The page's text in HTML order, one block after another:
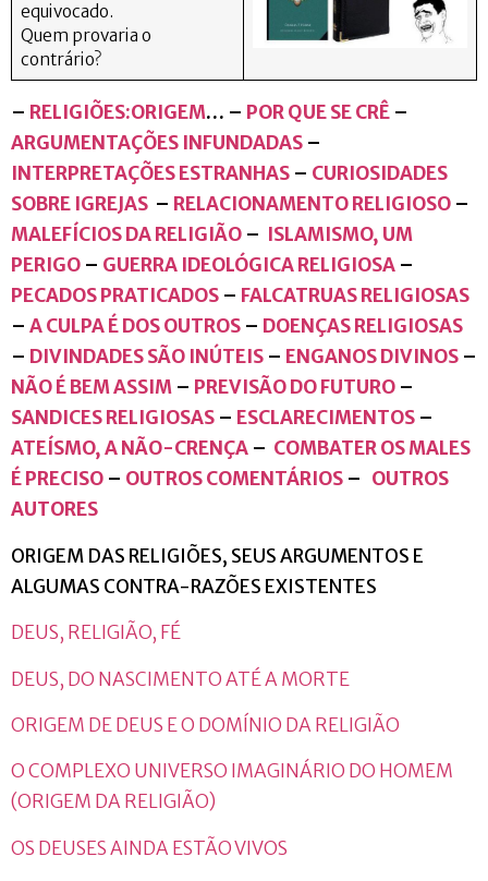
equivocado.
Quem provaria o
contrário?
– RELIGIÕES:ORIGEM… – POR QUE SE CRÊ –
ARGUMENTAÇÕES INFUNDADAS –
INTERPRETAÇÕES ESTRANHAS – CURIOSIDADES
SOBRE IGREJAS – RELACIONAMENTO RELIGIOSO –
MALEFÍCIOS DA RELIGIÃO – ISLAMISMO, UM
PERIGO – GUERRA IDEOLÓGICA RELIGIOSA –
PECADOS PRATICADOS – FALCATRUAS RELIGIOSAS
– A CULPA É DOS OUTROS – DOENÇAS RELIGIOSAS
– DIVINDADES SÃO INÚTEIS – ENGANOS DIVINOS –
NÃO É BEM ASSIM – PREVISÃO DO FUTURO –
SANDICES RELIGIOSAS – ESCLARECIMENTOS –
ATEÍSMO, A NÃO-CRENÇA – COMBATER OS MALES
É PRECISO – OUTROS COMENTÁRIOS – OUTROS
AUTORES
ORIGEM DAS RELIGIÕES, SEUS ARGUMENTOS E
ALGUMAS CONTRA-RAZÕES EXISTENTES
DEUS, RELIGIÃO, FÉ
DEUS, DO NASCIMENTO ATÉ A MORTE
ORIGEM DE DEUS E O DOMÍNIO DA RELIGIÃO
O COMPLEXO UNIVERSO IMAGINÁRIO DO HOMEM
(ORIGEM DA RELIGIÃO)
OS DEUSES AINDA ESTÃO VIVOS